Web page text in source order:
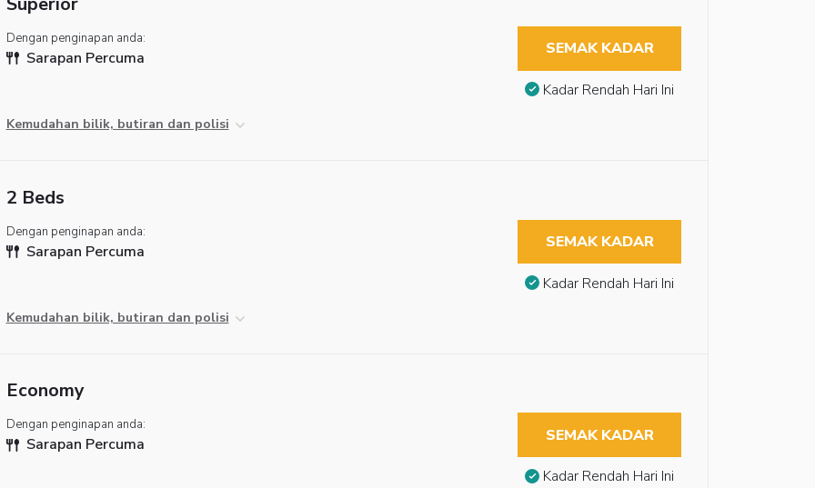
Dengan penginapan anda:
Sarapan Percuma
Kemudahan bilik, butiran dan polisi
SEMAK KADAR
Kadar Rendah Hari Ini
2 Beds
Dengan penginapan anda:
Sarapan Percuma
Kemudahan bilik, butiran dan polisi
SEMAK KADAR
Kadar Rendah Hari Ini
Economy
Dengan penginapan anda:
Sarapan Percuma SEMAK KADAR
Kadar Rendah Hari Ini